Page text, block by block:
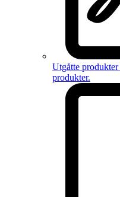
Utgåtte produkter
produkter.